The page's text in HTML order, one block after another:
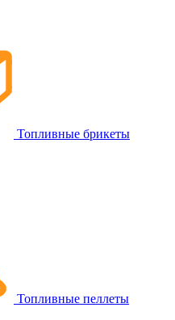
Топливные брикеты
Топливные пеллеты